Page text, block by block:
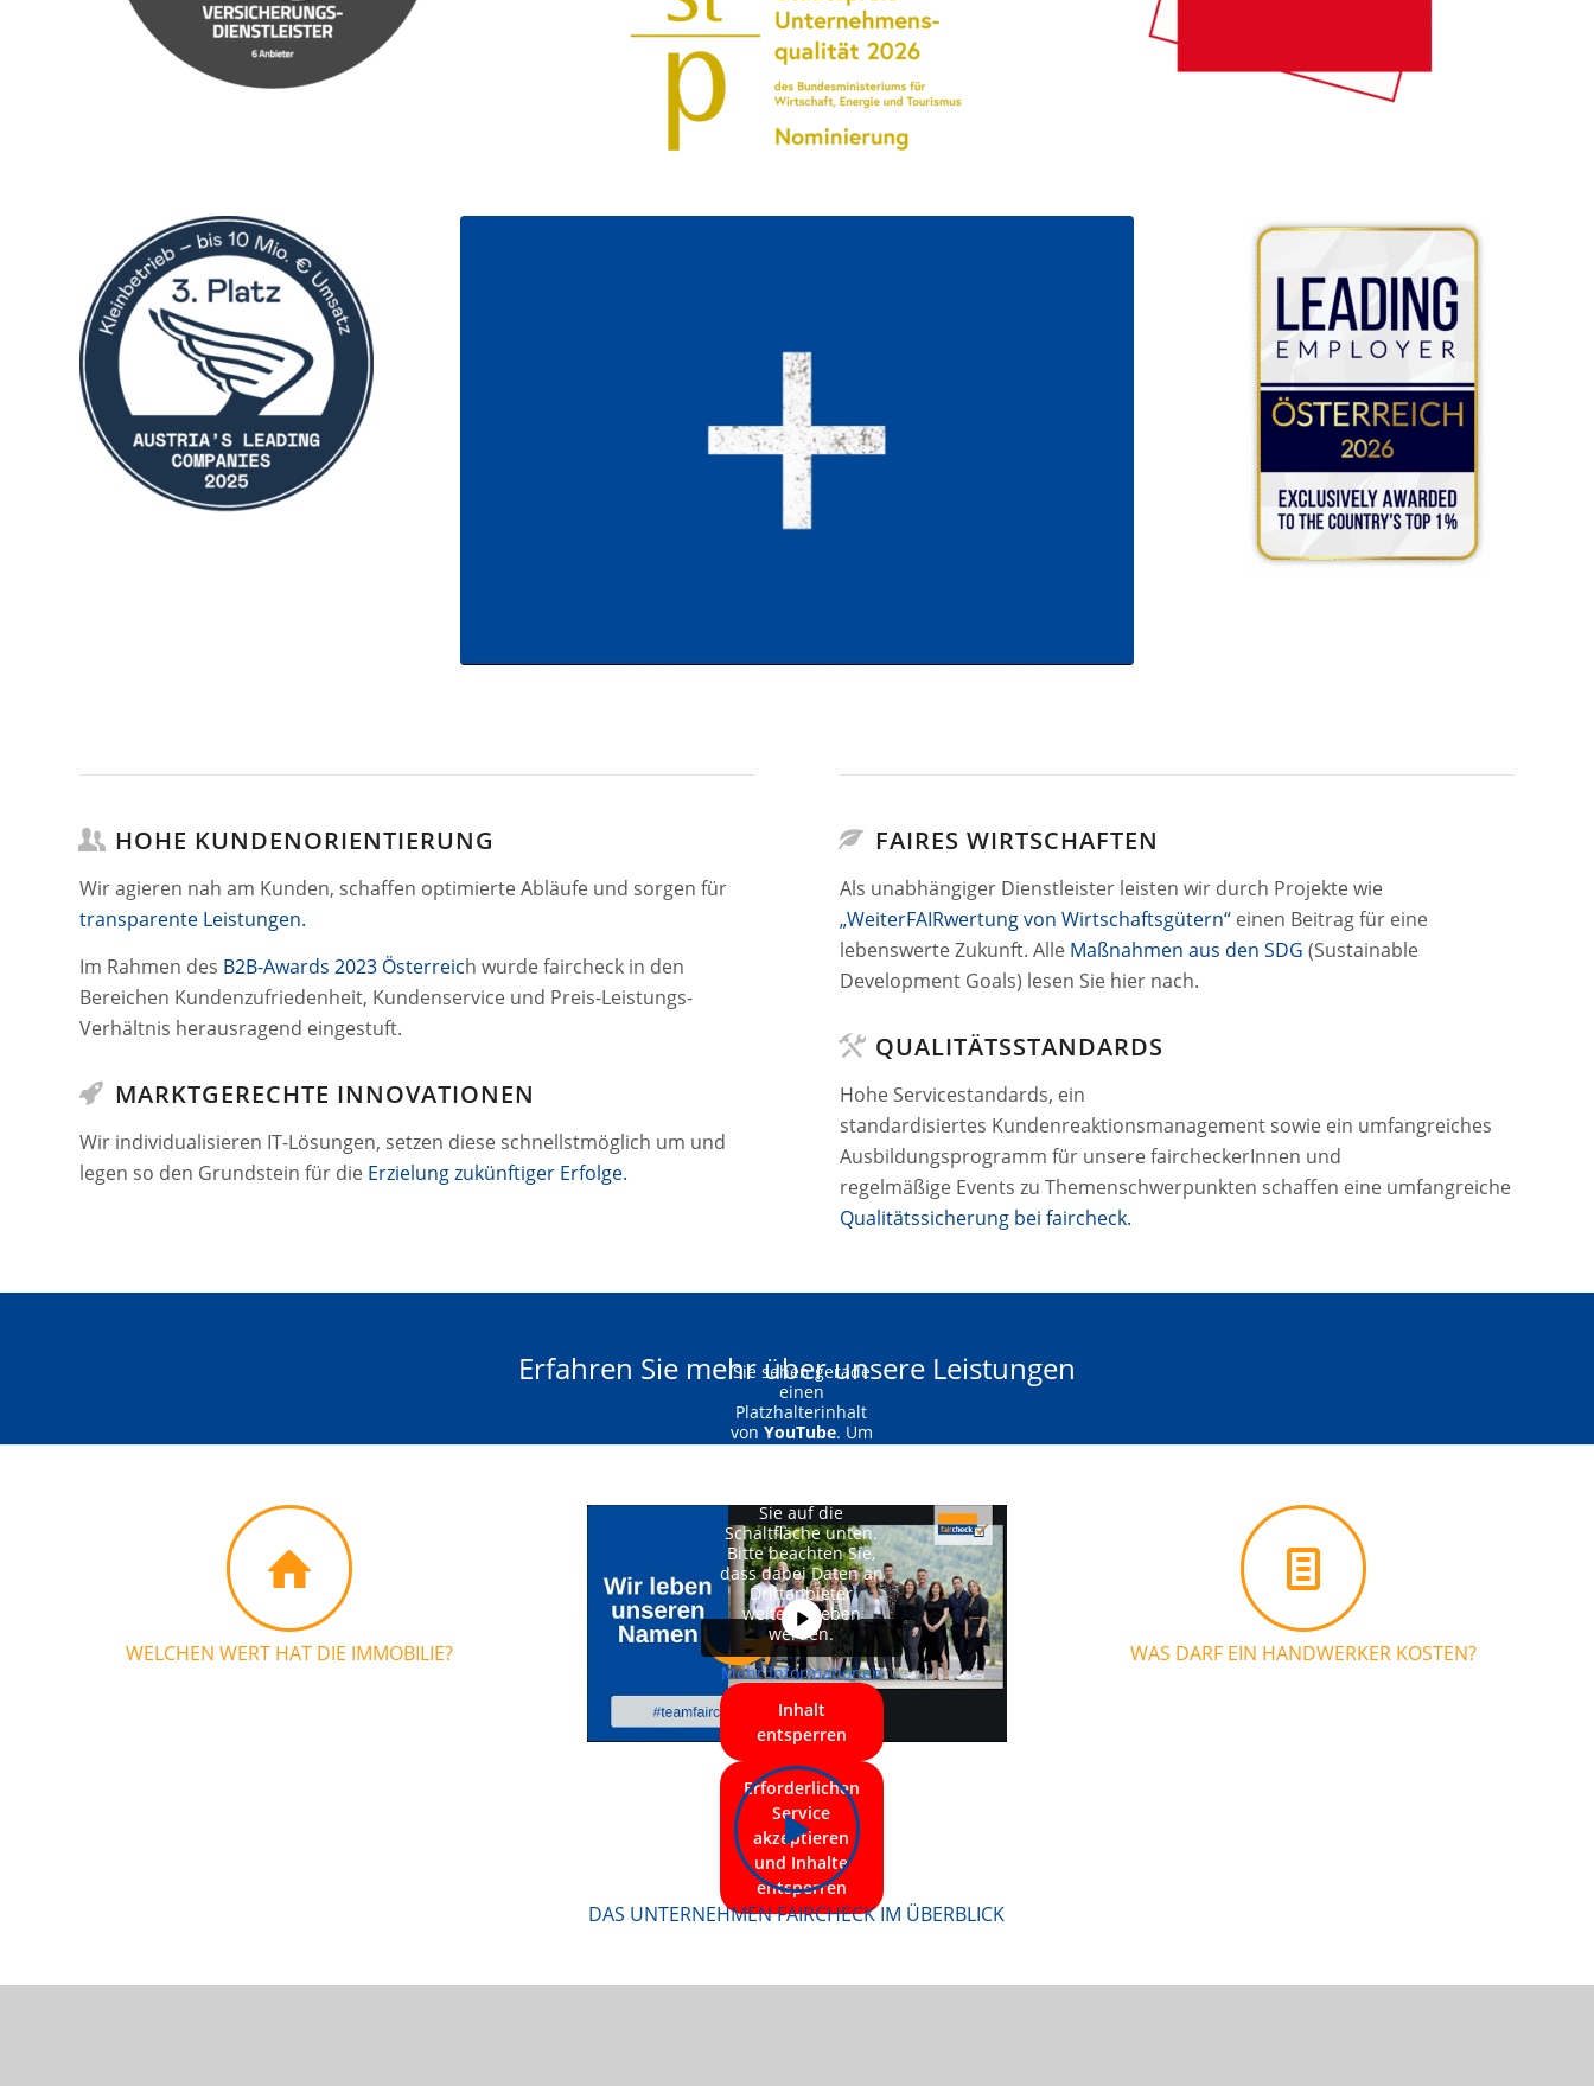
HOHE KUNDENORIENTIERUNG
Wir agieren nah am Kunden, schaffen optimierte Abläufe und sorgen für
transparente Leistungen.
Im Rahmen des B2B-Awards 2023 Österreich wurde faircheck in den
Bereichen Kundenzufriedenheit, Kundenservice und Preis-Leistungs-
Verhältnis herausragend eingestuft.
MARKTGERECHTE INNOVATIONEN
Wir individualisieren IT-Lösungen, setzen diese schnellstmöglich um und
legen so den Grundstein für die Erzielung zukünftiger Erfolge.
FAIRES WIRTSCHAFTEN
Als unabhängiger Dienstleister leisten wir durch Projekte wie
„WeiterFAIRwertung von Wirtschaftsgütern“ einen Beitrag für eine
lebenswerte Zukunft. Alle Maßnahmen aus den SDG (Sustainable
Development Goals) lesen Sie hier nach.
QUALITÄTSSTANDARDS
Hohe Servicestandards, ein
standardisiertes Kundenreaktionsmanagement sowie ein umfangreiches
Ausbildungsprogramm für unsere faircheckerInnen und
regelmäßige Events zu Themenschwerpunkten schaffen eine umfangreiche
Qualitätssicherung bei faircheck.
Erfahren Sie mehr über unsere Leistungen
WELCHEN WERT HAT DIE IMMOBILIE?
Sie sehen gerade
einen
Platzhalterinhalt
von YouTube. Um
auf den
Sie auf die
Schaltfläche unten.
Bitte beachten Sie,
dass dabei Daten an
Drittanbieter
weitergegeben
werden.
Mehr Informationen
Inhalt
entsperren
Erforderlichen
Service
akzeptieren
und Inhalte
entsperren
DAS UNTERNEHMEN FAIRCHECK IM ÜBERBLICK
WAS DARF EIN HANDWERKER KOSTEN?